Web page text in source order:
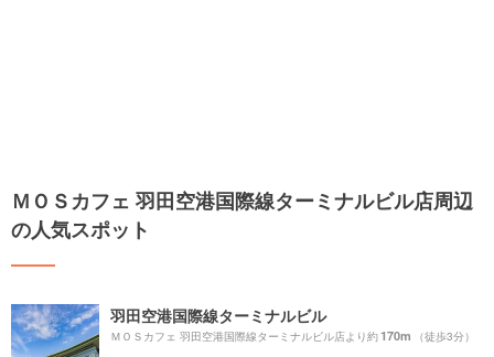
ＭＯＳカフェ 羽田空港国際線ターミナルビル店周辺
の人気スポット
羽田空港国際線ターミナルビル
ＭＯＳカフェ 羽田空港国際線ターミナルビル店より約170m （徒歩3分）